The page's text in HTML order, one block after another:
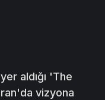
aldığı 'The
vizyona